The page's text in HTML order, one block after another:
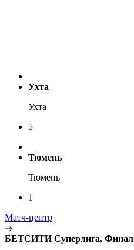
Ухта
Ухта
5
Тюмень
Тюмень
1
Матч-центр
БЕТСИТИ Суперлига, Финал